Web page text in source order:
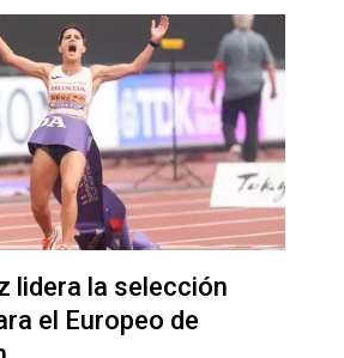
lidera la selección
el Europeo de